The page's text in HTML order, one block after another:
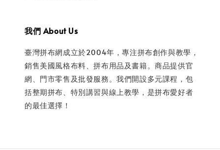
我們 About Us
臺灣拼布網成立於2004年，專注拼布創作與教學，
銷售美國風格布料、拼布用品及書籍。商品提供官
網、門市零售及批發服務。我們開設多元課程，包
括整期拼布、特別講習與線上教學，是拼布愛好者
的最佳選擇！